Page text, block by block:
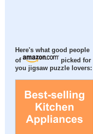
Here's what good people
of
picked for
you jigsaw puzzle lovers: